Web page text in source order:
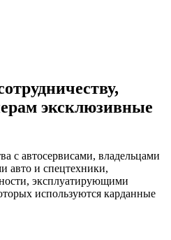
эксклюзивные
с автосервисами, владельцами
авто и спецтехники,
эксплуатирующими
используются карданные